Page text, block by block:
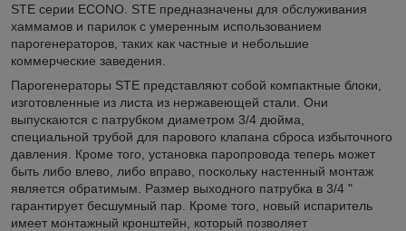
STE серии ECONO. STE предназначены для обслуживания
хаммамов и парилок с умеренным использованием
парогенераторов, таких как частные и небольшие
коммерческие заведения.
Парогенераторы STE представляют собой компактные блоки,
изготовленные из листа из нержавеющей стали. Они
выпускаются с патрубком диаметром 3/4 дюйма,
специальной трубой для парового клапана сброса избыточного
давления. Кроме того, установка паропровода теперь может
быть либо влево, либо вправо, поскольку настенный монтаж
является обратимым. Размер выходного патрубка в 3/4 "
гарантирует бесшумный пар. Кроме того, новый испаритель
имеет монтажный кронштейн, который позволяет